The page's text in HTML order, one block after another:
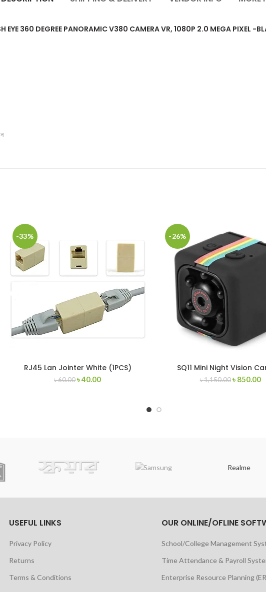
EYE 360 DEGREE PANORAMIC V380 CAMERA VR, 1080P 2.0 MEGA PIXEL -
-33%
RJ45 Lan Jointer White (1PCS)
৳60.00 ৳40.00
-26%
SQ11 Mini Night Vision
৳1,150.00 ৳ 850.00
Realme
USEFUL LINKS
Privacy Policy
Returns
Terms & Conditions
OUR ONLINE/OFLINE
School/College Management
Time Attendance & Payroll
Enterprise Resource Planning